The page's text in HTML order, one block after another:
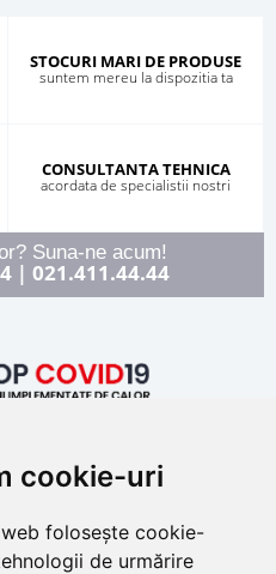
cookie-uri
folosește cookie-
de urmărire
STOCURI MARI DE PRODUSE
suntem mereu la dispozitia ta
CONSULTANTA TEHNICA
acordata de specialistii nostri
Suna-ne acum!
| 021.411.44.44